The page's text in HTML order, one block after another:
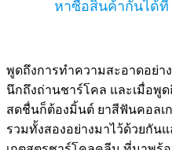
หาซื้อสินค้ากันได้ที่
พูดถึงการทำความสะอาดอย่า
นึกถึงถ่านชาร์โคล และเมื่อพู
สดชื่นก็ต้องมิ้นต์ ยาสีฟันคอลเ
รวมทั้งสองอย่างมาไว้ด้วยกัน